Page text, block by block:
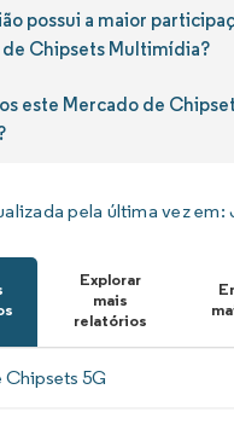
possui a maior
Chipsets Multimídia?
este Mercado de
pela última vez em:
Explorar
mais
relatórios
Chipsets 5G